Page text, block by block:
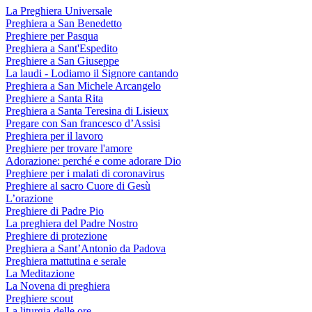
La Preghiera Universale
Preghiera a San Benedetto
Preghiere per Pasqua
Preghiera a Sant'Espedito
Preghiere a San Giuseppe
La laudi - Lodiamo il Signore cantando
Preghiera a San Michele Arcangelo
Preghiere a Santa Rita
Preghiera a Santa Teresina di Lisieux
Pregare con San francesco d’Assisi
Preghiera per il lavoro
Preghiere per trovare l'amore
Adorazione: perché e come adorare Dio
Preghiere per i malati di coronavirus
Preghiere al sacro Cuore di Gesù
L’orazione
Preghiere di Padre Pio
La preghiera del Padre Nostro
Preghiere di protezione
Preghiera a Sant’Antonio da Padova
Preghiera mattutina e serale
La Meditazione
La Novena di preghiera
Preghiere scout